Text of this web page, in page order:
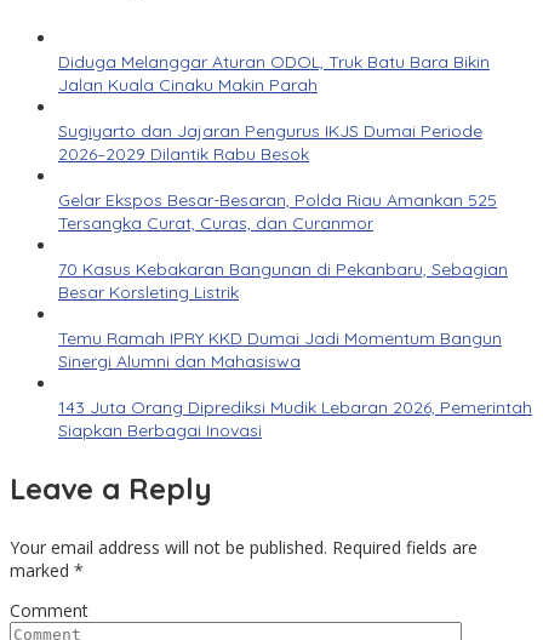
Diduga Melanggar Aturan ODOL, Truk Batu Bara Bikin
Jalan Kuala Cinaku Makin Parah
Sugiyarto dan Jajaran Pengurus IKJS Dumai Periode
2026–2029 Dilantik Rabu Besok
Gelar Ekspos Besar-Besaran, Polda Riau Amankan 525
Tersangka Curat, Curas, dan Curanmor
70 Kasus Kebakaran Bangunan di Pekanbaru, Sebagian
Besar Korsleting Listrik
Temu Ramah IPRY KKD Dumai Jadi Momentum Bangun
Sinergi Alumni dan Mahasiswa
143 Juta Orang Diprediksi Mudik Lebaran 2026, Pemerintah
Siapkan Berbagai Inovasi
Leave a Reply
Your email address will not be published. Required fields are
marked *
Comment